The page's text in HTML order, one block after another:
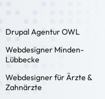
Drupal Agentur OWL
Webdesigner Minden-
Lübbecke
Webdesigner für Ärzte &
Zahnärzte